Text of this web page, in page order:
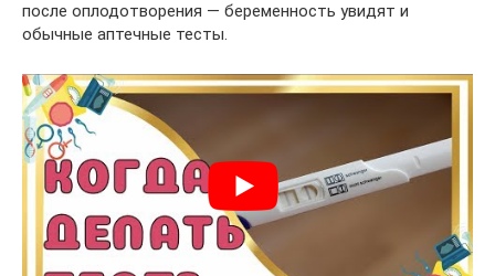
после оплодотворения — беременность увидят и
обычные аптечные тесты.